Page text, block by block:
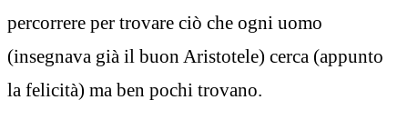
percorrere per trovare ciò che ogni uomo
(insegnava già il buon Aristotele) cerca (appunto
la felicità) ma ben pochi trovano.